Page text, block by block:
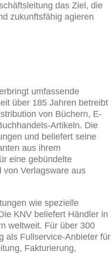
das Ziel, die
zukunftsfähig agieren
umfassende
über 185 Jahren betreibt
von Büchern, E-
Artikeln. Die
und beliefert seine
aus ihrem
eine gebündelte
von Verlagsware aus
wie spezielle
KNV beliefert Händler in
weltweit. Für über 300
als Fullservice-Anbieter für
Fakturierung,